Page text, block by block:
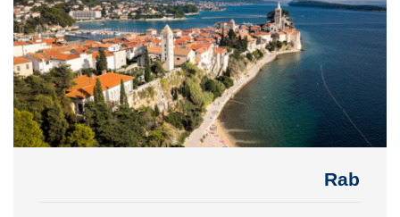
Rab